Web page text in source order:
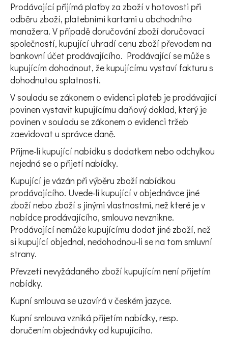
Prodávající přijímá platby za zboží v hotovosti při
odběru zboží, platebními kartami u obchodního
manažera. V případě doručování zboží doručovací
společností, kupující uhradí cenu zboží převodem na
bankovní účet prodávajícího. Prodávající se může s
kupujícím dohodnout, že kupujícímu vystaví fakturu s
dohodnutou splatností.
V souladu se zákonem o evidenci plateb je prodávající
povinen vystavit kupujícímu daňový doklad, který je
povinen v souladu se zákonem o evidenci tržeb
zaevidovat u správce daně.
Přijme-li kupující nabídku s dodatkem nebo odchylkou
nejedná se o přijetí nabídky.
Kupující je vázán při výběru zboží nabídkou
prodávajícího. Uvede-li kupující v objednávce jiné
zboží nebo zboží s jinými vlastnostmi, než které je v
nabídce prodávajícího, smlouva nevznikne.
Prodávající nemůže kupujícímu dodat jiné zboží, než
si kupující objednal, nedohodnou-li se na tom smluvní
strany.
Převzetí nevyžádaného zboží kupujícím není přijetím
nabídky.
Kupní smlouva se uzavírá v českém jazyce.
Kupní smlouva vzniká přijetím nabídky, resp.
doručením objednávky od kupujícího.